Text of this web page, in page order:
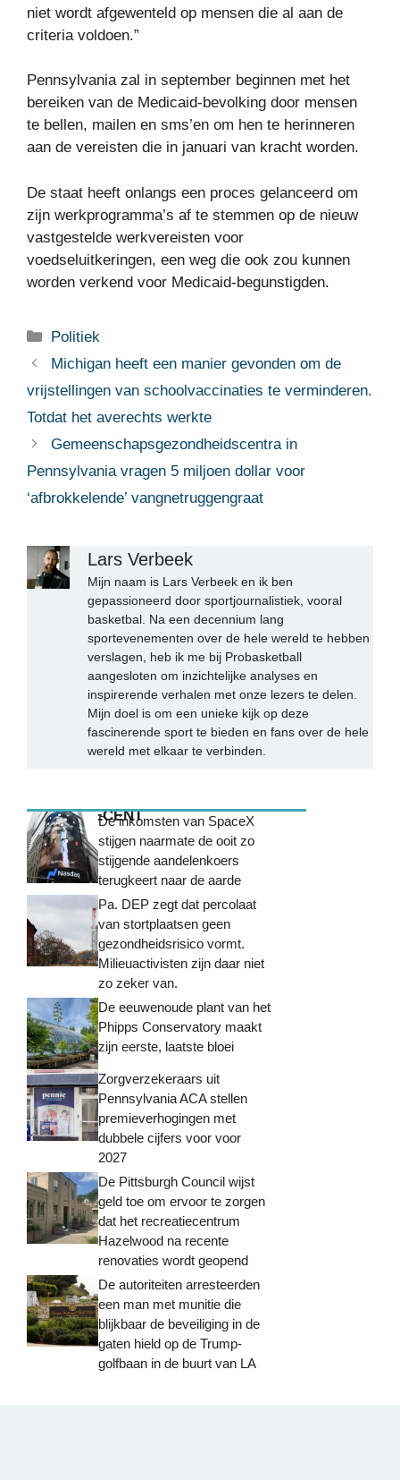
niet wordt afgewenteld op mensen die al aan de
criteria voldoen.”
Pennsylvania zal in september beginnen met het
bereiken van de Medicaid-bevolking door mensen
te bellen, mailen en sms’en om hen te herinneren
aan de vereisten die in januari van kracht worden.
De staat heeft onlangs een proces gelanceerd om
zijn werkprogramma’s af te stemmen op de nieuw
vastgestelde werkvereisten voor
voedseluitkeringen, een weg die ook zou kunnen
worden verkend voor Medicaid-begunstigden.
Categorieën
Politiek
Michigan heeft een manier gevonden om de
vrijstellingen van schoolvaccinaties te verminderen.
Totdat het averechts werkte
Gemeenschapsgezondheidscentra in
Pennsylvania vragen 5 miljoen dollar voor
‘afbrokkelende’ vangnetruggengraat
Lars Verbeek
Mijn naam is Lars Verbeek en ik ben
gepassioneerd door sportjournalistiek, vooral
basketbal. Na een decennium lang
sportevenementen over de hele wereld te hebben
verslagen, heb ik me bij Probasketball
aangesloten om inzichtelijke analyses en
inspirerende verhalen met onze lezers te delen.
Mijn doel is om een unieke kijk op deze
fascinerende sport te bieden en fans over de hele
wereld met elkaar te verbinden.
MEEST RECENTDe inkomsten van SpaceX
stijgen naarmate de ooit zo
stijgende aandelenkoers
terugkeert naar de aarde
Pa. DEP zegt dat percolaat
van stortplaatsen geen
gezondheidsrisico vormt.
Milieuactivisten zijn daar niet
zo zeker van.
De eeuwenoude plant van het
Phipps Conservatory maakt
zijn eerste, laatste bloei
Zorgverzekeraars uit
Pennsylvania ACA stellen
premieverhogingen met
dubbele cijfers voor voor
2027
De Pittsburgh Council wijst
geld toe om ervoor te zorgen
dat het recreatiecentrum
Hazelwood na recente
renovaties wordt geopend
De autoriteiten arresteerden
een man met munitie die
blijkbaar de beveiliging in de
gaten hield op de Trump-
golfbaan in de buurt van LA